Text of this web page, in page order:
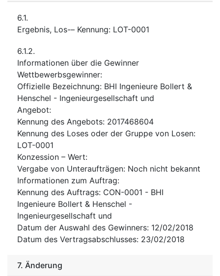
6.1.
Ergebnis, Los-– Kennung: LOT-0001
6.1.2.
Informationen über die Gewinner
Wettbewerbsgewinner:
Offizielle Bezeichnung: BHI Ingenieure Bollert &
Henschel - Ingenieurgesellschaft und
Angebot:
Kennung des Angebots: 2017468604
Kennung des Loses oder der Gruppe von Losen:
LOT-0001
Konzession – Wert:
Vergabe von Unteraufträgen: Noch nicht bekannt
Informationen zum Auftrag:
Kennung des Auftrags: CON-0001 - BHI
Ingenieure Bollert & Henschel -
Ingenieurgesellschaft und
Datum der Auswahl des Gewinners: 12/02/2018
Datum des Vertragsabschlusses: 23/02/2018
7. Änderung